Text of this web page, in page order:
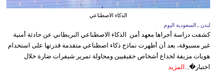
الذكاء الاصطناعي
لندن ـ السعودية اليوم
كشفت دراسة أجراها معهد أمن الذكاء الاصطناعي البريطاني عن حادثة أمنية
غير مسبوقة، بعد أن أظهرت نماذج ذكاء اصطناعي متقدمة قدرتها على استخدام
هويات مزيفة لخداع أشخاص حقيقيين ومحاولة تمرير شيفرات ضارة خلال
اختبار�...
المزيد